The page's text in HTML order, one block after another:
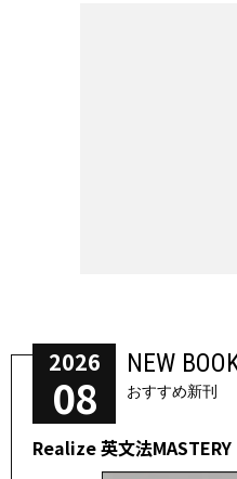
2026
08
NEW
おすすめ新刊
Realize 英文法MASTERY